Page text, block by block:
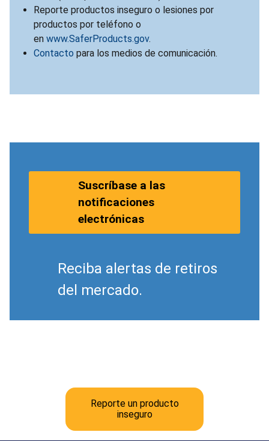
Reporte productos inseguro o lesiones por
productos por teléfono o
en www.SaferProducts.gov.
Contacto para los medios de comunicación.
Suscríbase a las
notificaciones
electrónicas
Reciba alertas de retiros
del mercado.
Reporte un producto
inseguro